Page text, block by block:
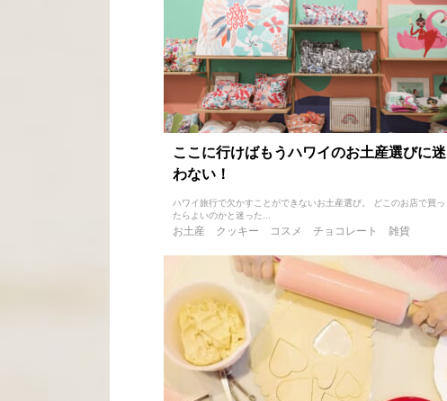
ここに行けばもうハワイのお土産選びに迷
わない！
ハワイ旅行で欠かすことができないお土産選び。 どこのお店で買っ
たらよいのかと迷った...
お土産 クッキー コスメ チョコレート 雑貨